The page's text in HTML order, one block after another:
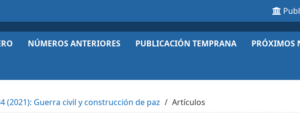
NÚMEROS ANTERIORES PUBLICACIÓN TEMPRANA PRÓXIMOS
(2021): Guerra civil y construcción de paz Artículos